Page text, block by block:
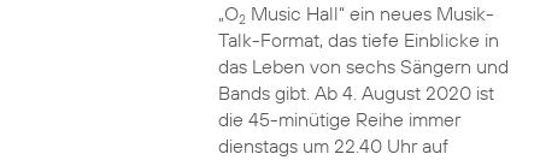
„O2Music Hall“ ein neues Musik-
Talk-Format, das tiefe Einblicke in
das Leben von sechs Sängern und
Bands gibt. Ab 4. August 2020 ist
die 45-minütige Reihe immer
dienstags um 22.40 Uhr auf